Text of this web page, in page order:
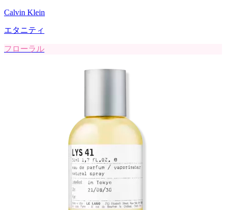
Calvin Klein
エタニティ
フローラル